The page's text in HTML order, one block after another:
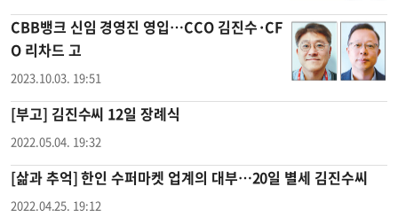
CBB뱅크 신임 경영진 영입…CCO 김진수·CF
O 리차드 고
2023.10.03. 19:51
[부고] 김진수씨 12일 장례식
2022.05.04. 19:32
[삶과 추억] 한인 수퍼마켓 업계의 대부…20일 별세 김진수씨
2022.04.25. 19:12